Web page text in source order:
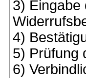
3) Eingabe
4)
5) Prüfung
6)